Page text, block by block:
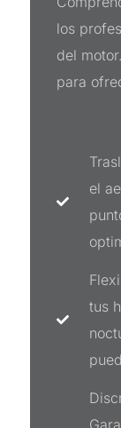
los
del
para
el
tus